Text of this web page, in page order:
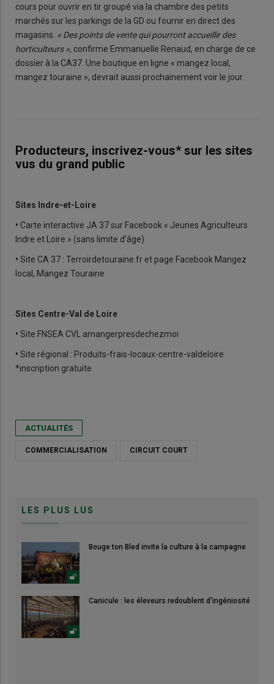
cours pour ouvrir en tir groupé via la chambre des petits
marchés sur les parkings de la GD ou fournir en direct des
magasins. « Des points de vente qui pourront accueillir des
horticulteurs », confirme Emmanuelle Renaud, en charge de ce
dossier à la CA37. Une boutique en ligne « mangez local,
mangez touraine », devrait aussi prochainement voir le jour.
Producteurs, inscrivez-vous* sur les sites
vus du grand public
Sites Indre-et-Loire
• Carte interactive JA 37 sur Facebook « Jeunes Agriculteurs
Indre et Loire » (sans limite d’âge)
• Site CA 37 : Terroirdetouraine.fr et page Facebook Mangez
local, Mangez Touraine
Sites Centre-Val de Loire
• Site FNSEA CVL amangerpresdechezmoi
• Site régional : Produits-frais-locaux-centre-valdeloire
*inscription gratuite
ACTUALITÉS
COMMERCIALISATION CIRCUIT COURT
LES PLUS LUS
Bouge ton Bled invite la culture à la campagne
Canicule : les éleveurs redoublent d'ingéniosité